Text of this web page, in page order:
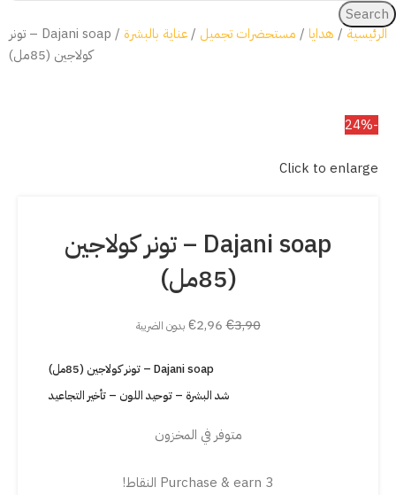
Search
الرئيسية
هدايا مستحضرات تجميل عناية بالبشرة
Dajani soap – تونر
كولاجين (85مل)
-24%
Click to enlarge
Dajani soap – تونر كولاجين
(85مل)
€3,90
€2,96 بدون الضريبة
Dajani soap – تونر كولاجين (85مل)
شد البشرة – توحيد اللون – تأخير التجاعيد
متوفر في المخزون
Purchase & earn 3 النقاط!